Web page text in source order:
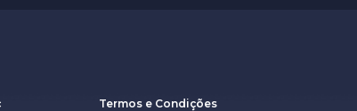
Termos e Condições